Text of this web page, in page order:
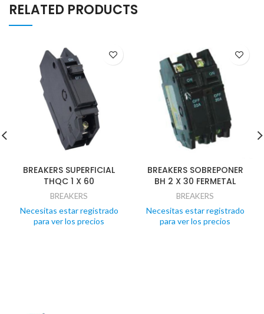
RELATED PRODUCTS
BREAKERS SUPERFICIAL
THQC 1 X 60
BREAKERS
Necesitas estar registrado
para ver los precios
BREAKERS SOBREPONER
BH 2 X 30 FERMETAL
BREAKERS
Necesitas estar registrado
para ver los precios